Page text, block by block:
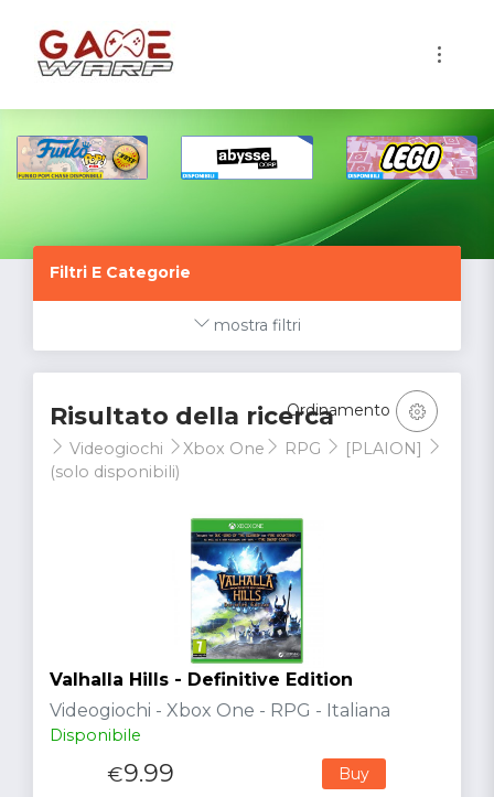
Filtri E Categorie
mostra filtri
Risultato della ricerca
Videogiochi Xbox One RPG
[PLAION]
(solo disponibili)
Ordinamento
Valhalla Hills - Definitive Edition
Videogiochi - Xbox One - RPG - Italiana
Disponibile
€9.99 Buy